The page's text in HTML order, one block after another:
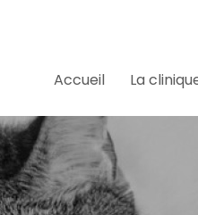
Accueil La